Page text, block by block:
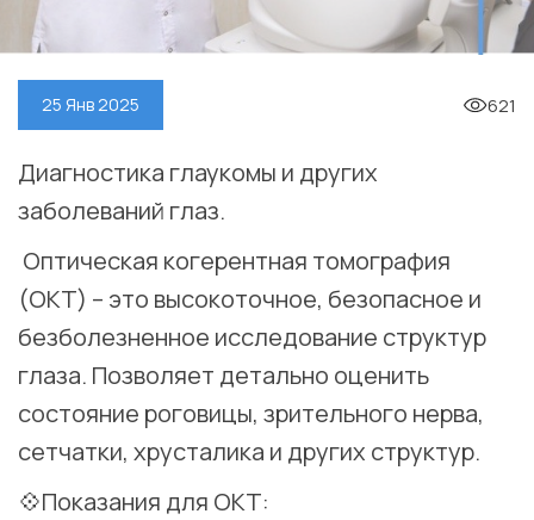
25 Янв 2025 621
Диагностика глаукомы и других
заболеваний глаз.
Оптическая когерентная томография
(ОКТ) – это высокоточное, безопасное и
безболезненное исследование структур
глаза. Позволяет детально оценить
состояние роговицы, зрительного нерва,
сетчатки, хрусталика и других структур. ⠀
💠Показания для ОКТ: